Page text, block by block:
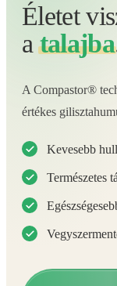
Életet
atalajba
A Compastor®
értékes
Kevesebb
Természetes